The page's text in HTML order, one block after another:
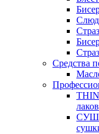
Средства
лаков